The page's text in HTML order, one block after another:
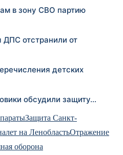
в зону СВО партию
отстранили от
детских
обсудили защиту…
Защита Санкт-
на ЛенобластьОтражение
оборона